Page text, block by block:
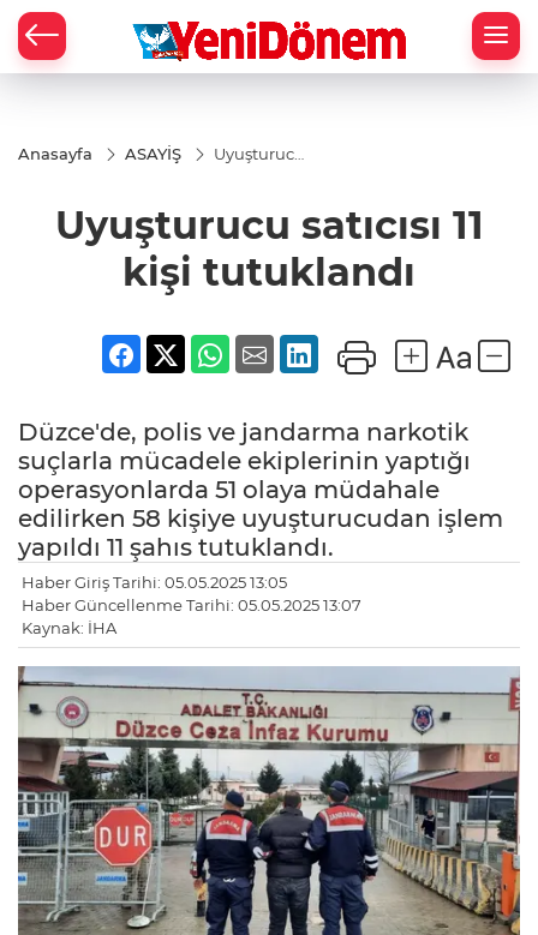
Anasayfa ASAYİŞ
Uyuşturucu
Uyuşturucu satıcısı 11
kişi tutuklandı
Düzce'de, polis ve jandarma narkotik
suçlarla mücadele ekiplerinin yaptığı
operasyonlarda 51 olaya müdahale
edilirken 58 kişiye uyuşturucudan işlem
yapıldı 11 şahıs tutuklandı.
Haber Giriş Tarihi: 05.05.2025 13:05
Haber Güncellenme Tarihi: 05.05.2025 13:07
Kaynak: İHA